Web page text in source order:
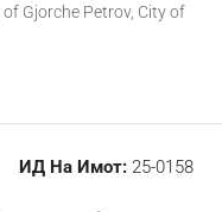
Gjorche Petrov, City of
ИД На Имот: 25-0158